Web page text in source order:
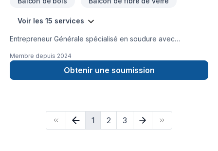
au Québec, reconnue pour la qualité de ses réalisations, son
extérieurs durables qui améliorent le quotidien de nos clients.
Voir les 15 services
Entrepreneur Générale spécialisé en soudure avec
Membre depuis 2024
Obtenir une soumission
1 2 3